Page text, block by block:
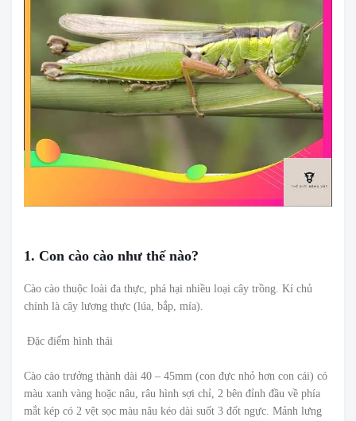
1. Con cào cào như thế nào?
Cào cào thuộc loài đa thực, phá hại nhiều loại cây trồng. Kí chủ
chính là cây lương thực (lúa, bắp, mía).
Đặc điểm hình thái
Cào cào trưởng thành dài 40 – 45mm (con đực nhỏ hơn con cái) có
màu xanh vàng hoặc nâu, râu hình sợi chỉ, 2 bên đỉnh đầu về phía
mắt kép có 2 vệt sọc màu nâu kéo dài suốt 3 đốt ngực. Mảnh lưng